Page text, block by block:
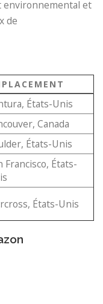
environnemental et
de
États-Unis
Canada
États-Unis
Francisco, États-
États-Unis